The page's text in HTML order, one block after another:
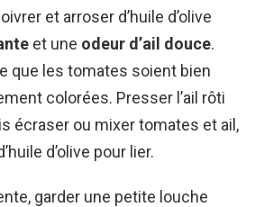
et arroser d’huile d’olive
et une odeur d’ail douce.
que les tomates soient bien
colorées. Presser l’ail rôti
écraser ou mixer tomates et ail,
d’olive pour lier.
garder une petite louche